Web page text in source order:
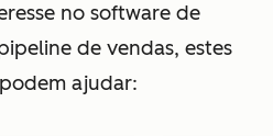
no software de
de vendas, estes
ajudar: